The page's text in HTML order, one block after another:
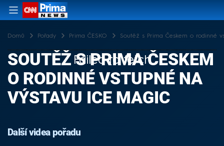
Domů Pořady Prima ČESKO Soutěž s Prima Českem o rodinné
Failed to fetch
SOUTĚŽ S PRIMA ČESKEM
O RODINNÉ VSTUPNÉ NA
VÝSTAVU ICE MAGIC
Další videa pořadu